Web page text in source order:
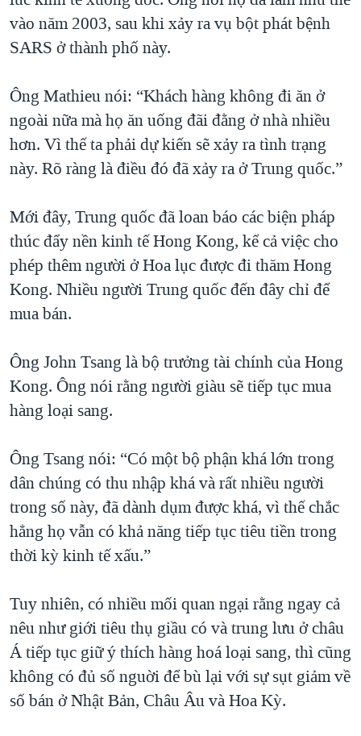
vào năm 2003, sau khi xảy ra vụ bột phát bệnh
SARS ở thành phố này.
Ông Mathieu nói: “Khách hàng không đi ăn ở
ngoài nữa mà họ ăn uống đãi đằng ở nhà nhiều
hơn. Vì thế ta phải dự kiến sẽ xảy ra tình trạng
này. Rõ ràng là điều đó đã xảy ra ở Trung quốc.”
Mới đây, Trung quốc đã loan báo các biện pháp
thúc đẩy nền kinh tế Hong Kong, kể cả việc cho
phép thêm người ở Hoa lục được đi thăm Hong
Kong. Nhiều người Trung quốc đến đây chỉ để
mua bán.
Ông John Tsang là bộ trưởng tài chính của Hong
Kong. Ông nói rằng người giàu sẽ tiếp tục mua
hàng loại sang.
Ông Tsang nói: “Có một bộ phận khá lớn trong
dân chúng có thu nhập khá và rất nhiều người
trong số này, đã dành dụm được khá, vì thế chắc
hẳng họ vẫn có khả năng tiếp tục tiêu tiền trong
thời kỳ kinh tế xấu.”
Tuy nhiên, có nhiều mối quan ngại rằng ngay cả
nêu như giới tiêu thụ giầu có và trung lưu ở châu
Á tiếp tục giữ ý thích hàng hoá loại sang, thì cũng
không có đủ số nguời để bù lại với sự sụt giảm về
số bán ở Nhật Bản, Châu Âu và Hoa Kỳ.